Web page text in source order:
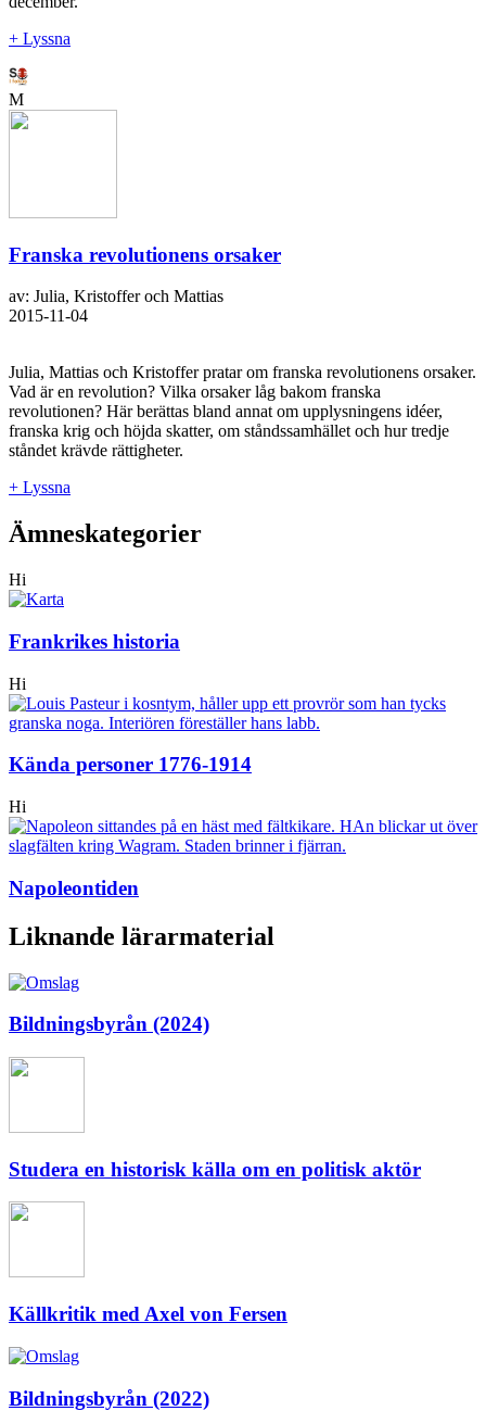
+ Lyssna
M
Franska revolutionens orsaker
av: Julia, Kristoffer och Mattias
2015-11-04
Julia, Mattias och Kristoffer pratar om franska revolutionens orsaker.
Vad är en revolution? Vilka orsaker låg bakom franska
revolutionen? Här berättas bland annat om upplysningens idéer,
franska krig och höjda skatter, om ståndssamhället och hur tredje
ståndet krävde rättigheter.
+ Lyssna
Ämneskategorier
Hi
Frankrikes historia
Hi
Kända personer 1776-1914
Hi
Napoleontiden
Liknande lärarmaterial
Bildningsbyrån (2024)
Studera en historisk källa om en politisk aktör
Källkritik med Axel von Fersen
Bildningsbyrån (2022)